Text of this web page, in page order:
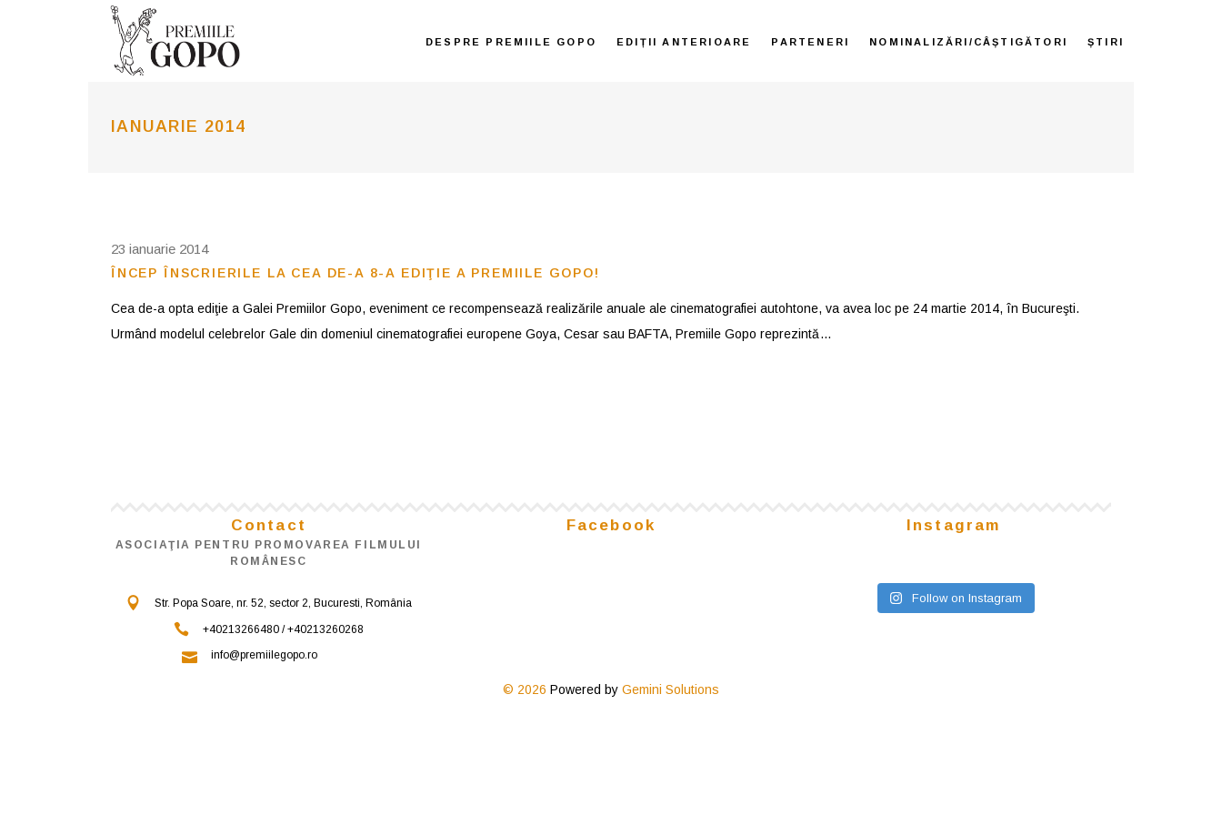
DESPRE PREMIILE GOPO EDIȚII ANTERIOARE PARTENERI NOMINALIZĂRI/CÂȘTIGĂTORI ȘTIRI
IANUARIE 2014
23 ianuarie 2014
ÎNCEP ÎNSCRIERILE LA CEA DE-A 8-A EDIŢIE A PREMIILE GOPO!
Cea de-a opta ediţie a Galei Premiilor Gopo, eveniment ce recompensează realizările anuale ale cinematografiei autohtone, va avea loc pe 24 martie 2014, în Bucureşti.
Urmând modelul celebrelor Gale din domeniul cinematografiei europene Goya, Cesar sau BAFTA, Premiile Gopo reprezintă
Contact
ASOCIAŢIA PENTRU PROMOVAREA FILMULUI
ROMÂNESC
Str. Popa Soare, nr. 52, sector 2, Bucuresti, România
+40213266480 / +40213260268
info@premiilegopo.ro
Facebook Instagram
Follow on Instagram
© 2026 Powered by Gemini Solutions